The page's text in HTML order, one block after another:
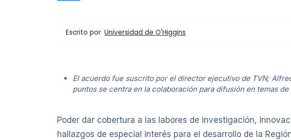
Escrito por Universidad de O'Higgins
El acuerdo fue suscrito por el director ejecutivo de TVN;
puntos se centra en la colaboración para difusión en temas
Poder dar cobertura a las labores de investigación,
hallazgos de especial interés para el desarrollo de la